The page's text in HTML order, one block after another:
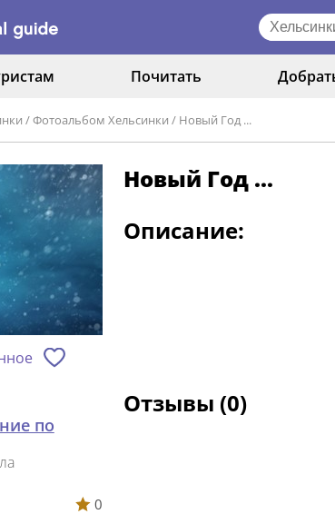
Почитать
/Фотоальбом Хельсинки / Новый Год ...
по
0
Новый Год ...
Описание:
Отзывы (0)